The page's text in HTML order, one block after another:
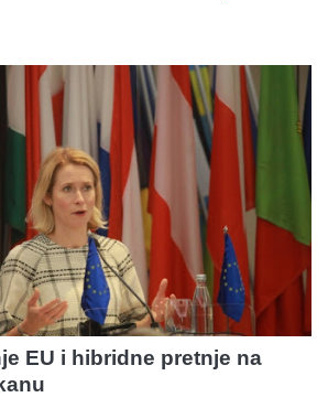
EU i hibridne pretnje na